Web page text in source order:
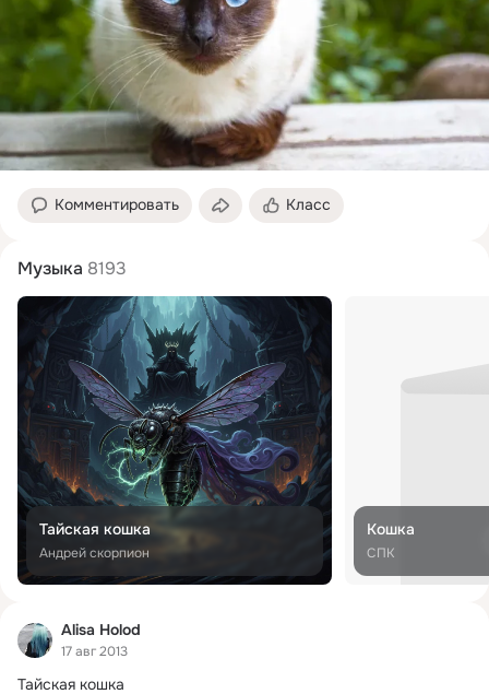
Комментировать Класс
Музыка 8193
Тайская кошка
Андрей скорпион
Кошка
СПК
Alisa Holod
17 авг 2013
Тайская кошка